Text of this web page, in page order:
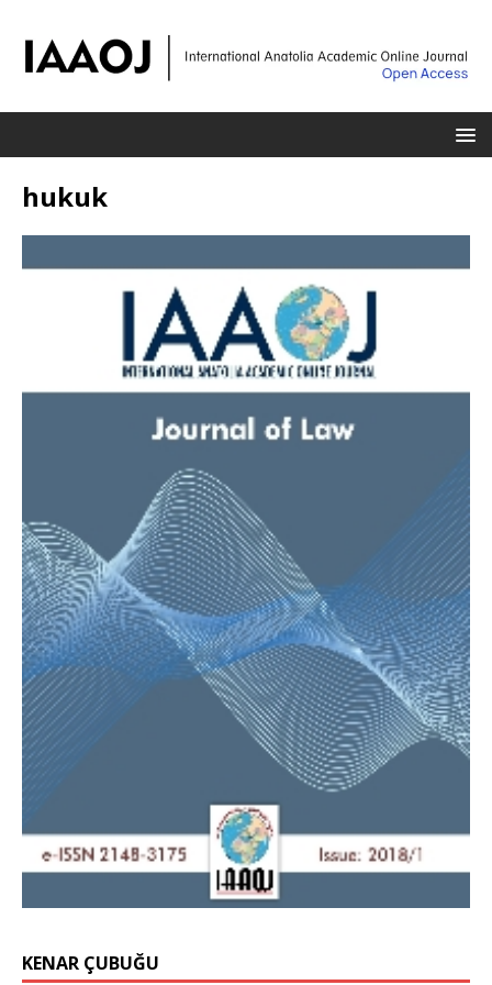
hukuk
KENAR ÇUBUĞU